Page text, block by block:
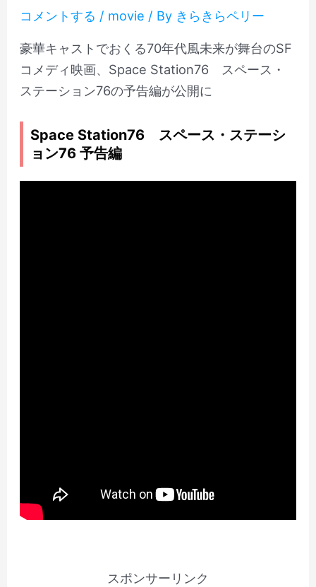
コメントする / movie / By きらきらペリー
豪華キャストでおくる70年代風未来が舞台のSF
コメディ映画、Space Station76 スペース・
ステーション76の予告編が公開に
Space Station76 スペース・ステーシ
ョン76 予告編
スポンサーリンク